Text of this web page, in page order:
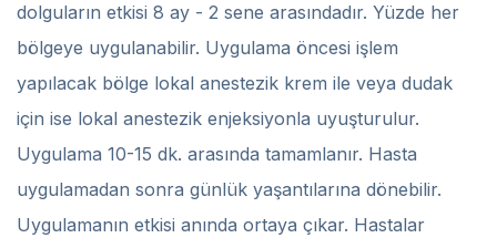
dolguların etkisi 8 ay - 2 sene arasındadır. Yüzde her
bölgeye uygulanabilir. Uygulama öncesi işlem
yapılacak bölge lokal anestezik krem ile veya dudak
için ise lokal anestezik enjeksiyonla uyuşturulur.
Uygulama 10-15 dk. arasında tamamlanır. Hasta
uygulamadan sonra günlük yaşantılarına dönebilir.
Uygulamanın etkisi anında ortaya çıkar. Hastalar